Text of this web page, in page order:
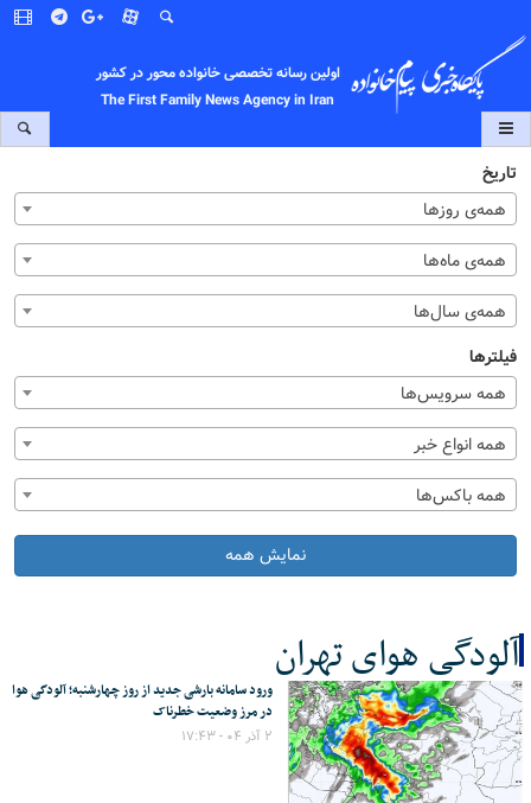
اولین رسانه تخصصی خانواده محور در کشور
The First Family News Agency in Iran
تاریخ
همه‌ی روزها
همه‌ی ماه‌ها
همه‌ی سال‌ها
فیلترها
همه سرویس‌ها
همه انواع خبر
همه باکس‌ها
نمایش همه
آلودگی هوای تهران
کل اخبار:17
ورود سامانه بارشی جدید از روز چهارشنبه؛ آلودگی هوا
در مرز وضعیت خطرناک
۲ آذر ۰۴ - ۱۷:۴۳